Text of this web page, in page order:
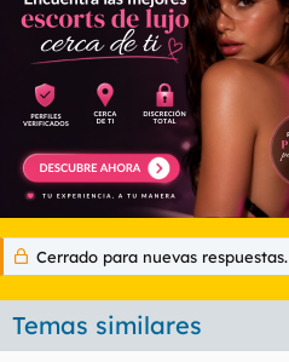
Cerrado para nuevas respuestas.
Temas similares